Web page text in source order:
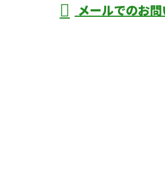
メールでのお